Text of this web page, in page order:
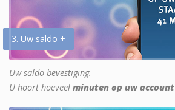
3. Uw saldo +
Uw saldo bevestiging.
U hoort hoeveel minuten op uw account